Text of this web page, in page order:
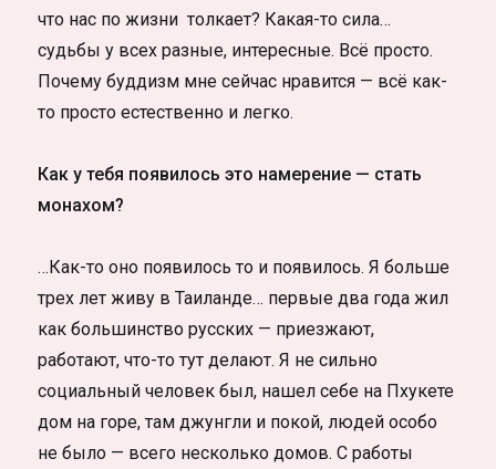
что нас по жизни толкает? Какая-то сила…
судьбы у всех разные, интересные. Всё просто.
Почему буддизм мне сейчас нравится — всё как-
то просто естественно и легко.
Как у тебя появилось это намерение — стать
монахом?
…Как-то оно появилось то и появилось. Я больше
трех лет живу в Таиланде… первые два года жил
как большинство русских — приезжают,
работают, что-то тут делают. Я не сильно
социальный человек был, нашел себе на Пхукете
дом на горе, там джунгли и покой, людей особо
не было — всего несколько домов. С работы